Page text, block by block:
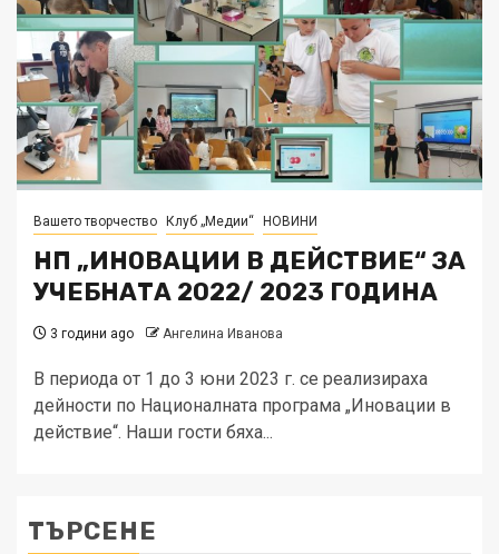
Вашето творчество Клуб „Медии“ НОВИНИ
НП „ИНОВАЦИИ В ДЕЙСТВИЕ“ ЗА
УЧЕБНАТА 2022/ 2023 ГОДИНА
3 години ago Ангелина Иванова
В периода от 1 до 3 юни 2023 г. се реализираха
дейности по Националната програма „Иновации в
действие“. Наши гости бяха...
ТЪРСЕНЕ